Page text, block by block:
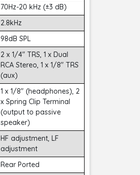
70Hz-20 kHz (±3 dB)
2.8kHz
98dB SPL
2 x 1/4" TRS, 1 x Dual
RCA Stereo, 1 x 1/8" TRS
(aux)
1 x 1/8" (headphones), 2
x Spring Clip Terminal
(output to passive
speaker)
HF adjustment, LF
adjustment
Rear Ported